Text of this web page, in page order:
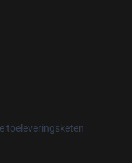
toeleveringsketen